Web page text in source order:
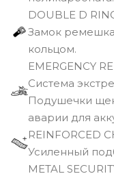
DOUBLE D
Замок
кольцом.
EMERGENCY
Cистема
Подушечки
аварии для
REINFORCED
Усиленный
METAL